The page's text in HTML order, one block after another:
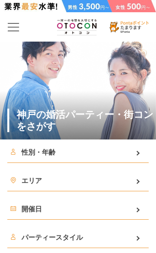
神戸の婚活パーティー・街コン
をさがす
性別・年齢
エリア
開催日
パーティースタイル